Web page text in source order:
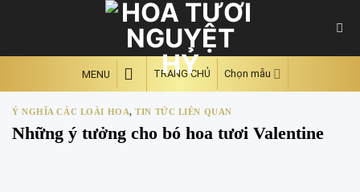
MENU TRANG CHỦ Chọn mẫu
Ý NGHĨA CÁC LOÀI HOA,TIN TỨC LIÊN QUAN
Những ý tưởng cho bó hoa tươi Valentine